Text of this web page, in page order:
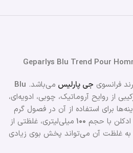
فرانسوی جی پارلیس می‌باشد. Blu
از روایح آروماتیک، چوبی، ادویه‌ای،
برای استفاده از آن در فصول گرم
با حجم ۱۰۰ میلی‌لیتری، غلظتی از
به غلظت آن می‌تواند پخش بوی زیادی